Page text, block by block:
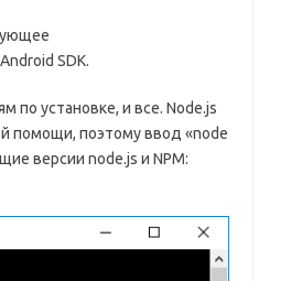
SDK.
по установке, и все. Node.js
помощи, поэтому ввод «node
версии node.js и NPM: